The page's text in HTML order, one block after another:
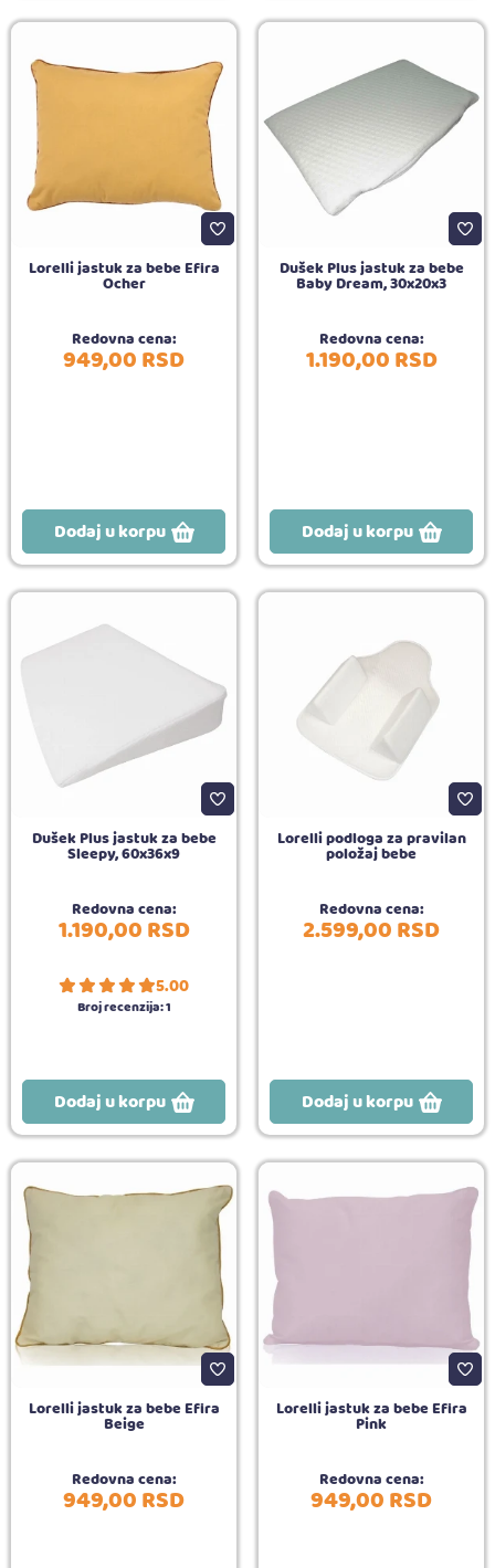
Lorelli jastuk za bebe Efira
Ocher
Redovna cena:
949,00RSD
Dodaj u korpu
Dušek Plus jastuk za bebe
Baby Dream, 30x20x3
Redovna cena:
1.190,00RSD
Dodaj u korpu
Dušek Plus jastuk za bebe
Sleepy, 60x36x9
Redovna cena:
1.190,00RSD
5.00
Broj recenzija:1
Dodaj u korpu
Lorelli podloga za pravilan
položaj bebe
Redovna cena:
2.599,00RSD
Dodaj u korpu
Lorelli jastuk za bebe Efira
Beige
Redovna cena:
949,00RSD
Lorelli jastuk za bebe Efira
Pink
Redovna cena:
949,00RSD